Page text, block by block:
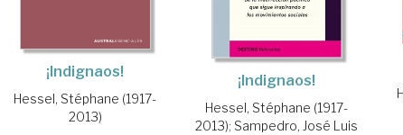
¡Indignaos!
Hessel, Stéphane (1917-
2013)
¡Indignaos!
Hessel, Stéphane (1917-
2013); Sampedro, José Luis